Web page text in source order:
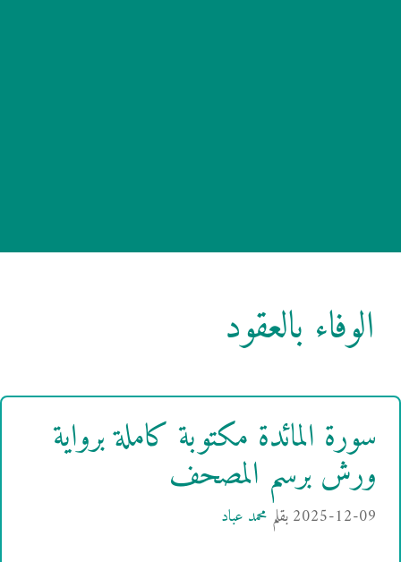
الوفاء بالعقود
سورة المائدة مكتوبة كاملة برواية
ورش برسم المصحف
2025-12-09بقلم محمد عباد